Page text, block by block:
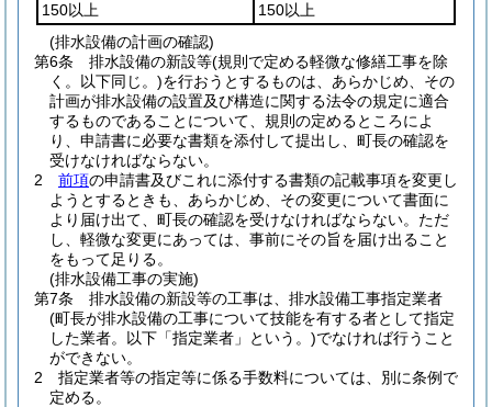
150以上
150以上
(排水設備の計画の確認)
第6条
排水設備の新設等(規則で定める軽微な修繕工事を除
く。以下同じ。)を行おうとするものは、あらかじめ、その
計画が排水設備の設置及び構造に関する法令の規定に適合
するものであることについて、規則の定めるところによ
り、申請書に必要な書類を添付して提出し、町長の確認を
受けなければならない。
2
前項の申請書及びこれに添付する書類の記載事項を変更し
ようとするときも、あらかじめ、その変更について書面に
より届け出て、町長の確認を受けなければならない。 ただ
し、軽微な変更にあっては、事前にその旨を届け出ること
をもって足りる。
(排水設備工事の実施)
第7条
排水設備の新設等の工事は、排水設備工事指定業者
(町長が排水設備の工事について技能を有する者として指定
した業者。以下「指定業者」という。)でなければ行うこと
ができない。
2
指定業者等の指定等に係る手数料については、別に条例で
定める。